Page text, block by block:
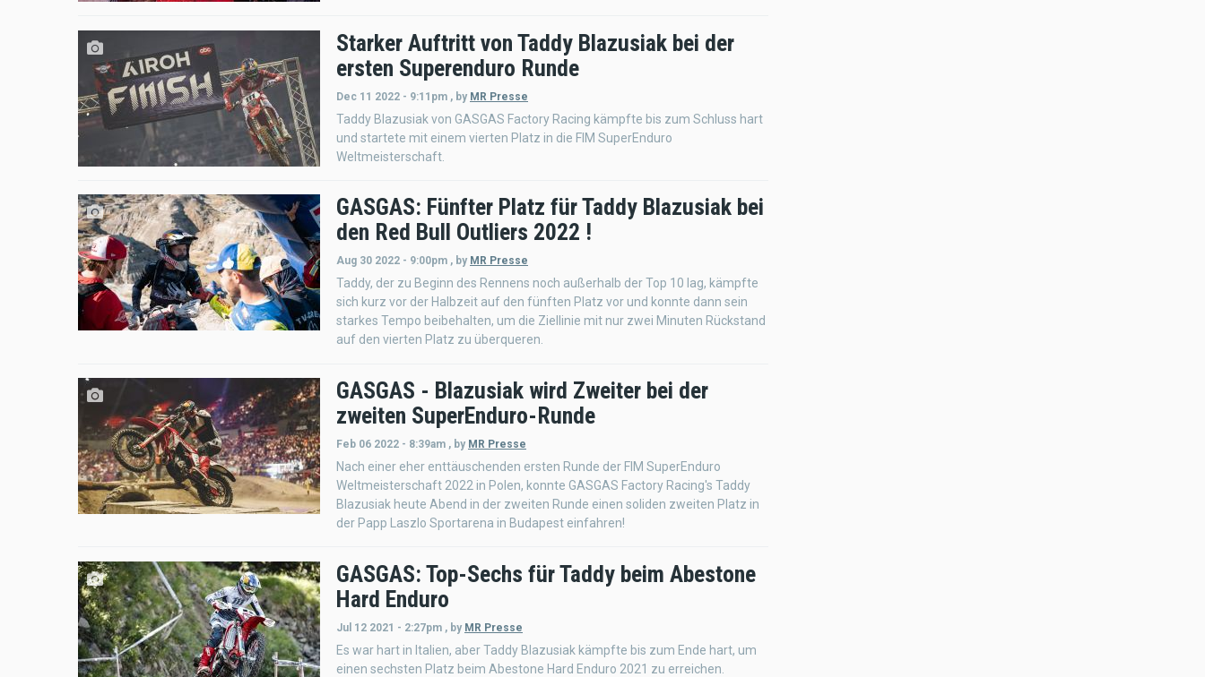
Starker Auftritt von Taddy Blazusiak bei der
ersten Superenduro Runde
Dec 11 2022 - 9:11pm , by MR Presse
Taddy Blazusiak von GASGAS Factory Racing kämpfte bis zum Schluss hart
und startete mit einem vierten Platz in die FIM SuperEnduro
Weltmeisterschaft.
GASGAS: Fünfter Platz für Taddy Blazusiak bei
den Red Bull Outliers 2022 !
Aug 30 2022 - 9:00pm , by MR Presse
Taddy, der zu Beginn des Rennens noch außerhalb der Top 10 lag, kämpfte
sich kurz vor der Halbzeit auf den fünften Platz vor und konnte dann sein
starkes Tempo beibehalten, um die Ziellinie mit nur zwei Minuten Rückstand
auf den vierten Platz zu überqueren.
GASGAS - Blazusiak wird Zweiter bei der
zweiten SuperEnduro-Runde
Feb 06 2022 - 8:39am , by MR Presse
Nach einer eher enttäuschenden ersten Runde der FIM SuperEnduro
Weltmeisterschaft 2022 in Polen, konnte GASGAS Factory Racing's Taddy
Blazusiak heute Abend in der zweiten Runde einen soliden zweiten Platz in
der Papp Laszlo Sportarena in Budapest einfahren!
GASGAS: Top-Sechs für Taddy beim Abestone
Hard Enduro
Jul 12 2021 - 2:27pm , by MR Presse
Es war hart in Italien, aber Taddy Blazusiak kämpfte bis zum Ende hart, um
einen sechsten Platz beim Abestone Hard Enduro 2021 zu erreichen.